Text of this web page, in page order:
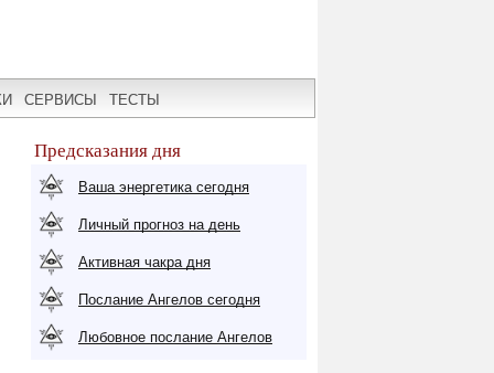
СЕРВИСЫ ТЕСТЫ
Предсказания дня
Ваша энергетика сегодня
Личный прогноз на день
Активная чакра дня
Послание Ангелов сегодня
Любовное послание Ангелов